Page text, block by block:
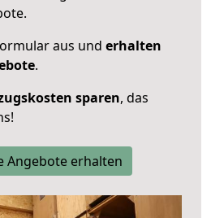
aus und erhalten
.
sparen, das
Angebote erhalten